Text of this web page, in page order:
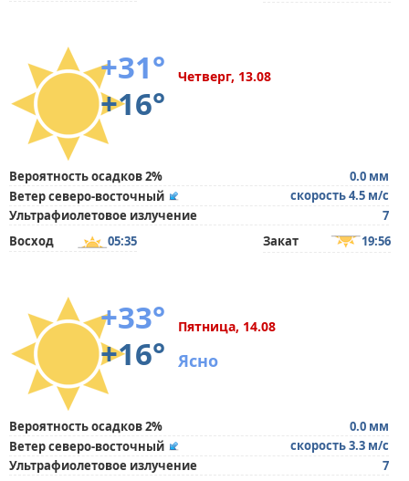
+31°
+16°
Четверг, 13.08
Вероятность осадков 2%
0.0 мм
Ветер северо-восточный
скорость 4.5 м/с
Ультрафиолетовое излучение
7
Восход
05:35 Закат 19:56
+33°
+16°
Пятница, 14.08
Ясно
Вероятность осадков 2%
0.0 мм
Ветер северо-восточный
скорость 3.3 м/с
Ультрафиолетовое излучение
7